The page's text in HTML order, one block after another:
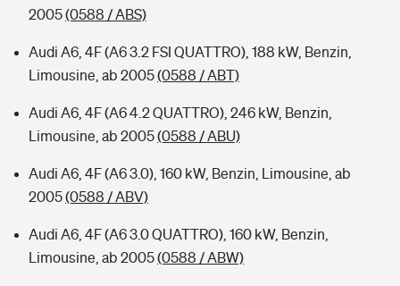
2005(0588 / ABS)
Audi A6, 4F (A6 3.2 FSI QUATTRO), 188 kW, Benzin,
Limousine, ab 2005(0588 / ABT)
Audi A6, 4F (A6 4.2 QUATTRO), 246 kW, Benzin,
Limousine, ab 2005(0588 / ABU)
Audi A6, 4F (A6 3.0), 160 kW, Benzin, Limousine, ab
2005(0588 / ABV)
Audi A6, 4F (A6 3.0 QUATTRO), 160 kW, Benzin,
Limousine, ab 2005(0588 / ABW)